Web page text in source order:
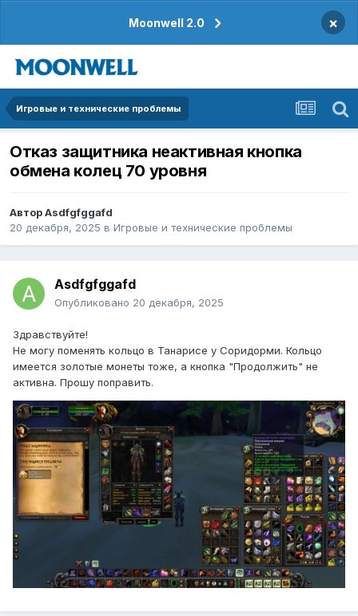
Moonwell 2.0 ×
Игровые и технические проблемы
Отказ защитника неактивная кнопка
обмена колец 70 уровня
АвторAsdfgfggafd
20 декабря, 2025 в Игровые и технические проблемы
Asdfgfggafd
Опубликовано 20 декабря, 2025
Здравствуйте!
Не могу поменять кольцо в Танарисе у Соридорми. Кольцо
имеется золотые монеты тоже, а кнопка "Продолжить" не
активна. Прошу поправить.